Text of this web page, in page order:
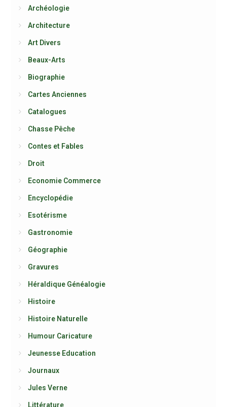
Archéologie
Architecture
Art Divers
Beaux-Arts
Biographie
Cartes Anciennes
Catalogues
Chasse Pêche
Contes et Fables
Droit
Economie Commerce
Encyclopédie
Esotérisme
Gastronomie
Géographie
Gravures
Héraldique Généalogie
Histoire
Histoire Naturelle
Humour Caricature
Jeunesse Education
Journaux
Jules Verne
Littérature